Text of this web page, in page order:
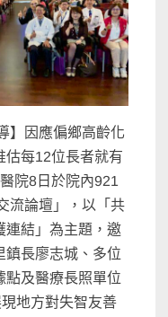
】因應偏鄉高齡化
估每12位長者就有
院8日於院內921
流論壇」，以「共
連結」為主題，邀
鎮長廖志城、多位
點及醫療長照單位
地方對失智友善